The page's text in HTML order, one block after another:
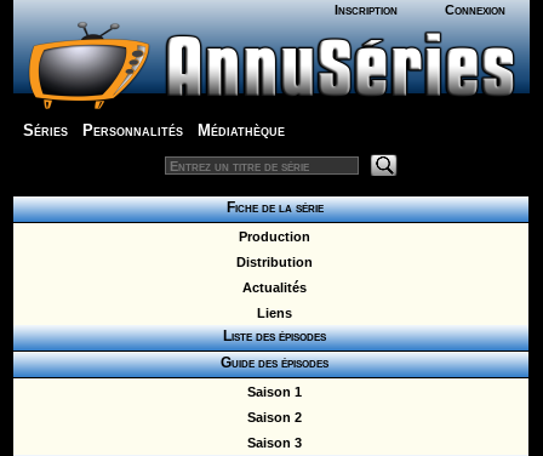
Inscription Connexion
Séries Personnalités Médiathèque
Fiche de la série
Production
Distribution
Actualités
Liens
Liste des épisodes
Guide des épisodes
Saison 1
Saison 2
Saison 3